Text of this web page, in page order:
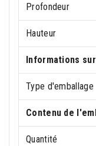
Profondeur
Hauteur
Informations
Type d'emballage
Contenu de
Quantité